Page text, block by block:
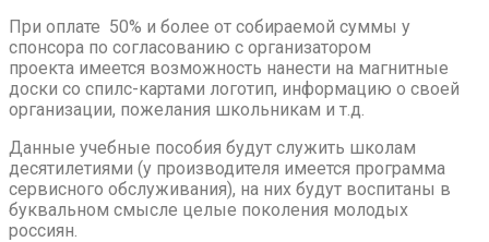
При оплате 50% и более от собираемой суммы у
спонсора по согласованию с организатором
проекта имеется возможность нанести на магнитные
доски со спилс-картами логотип, информацию о своей
организации, пожелания школьникам и т.д.
Данные учебные пособия будут служить школам
десятилетиями (у производителя имеется программа
сервисного обслуживания), на них будут воспитаны в
буквальном смысле целые поколения молодых
россиян.